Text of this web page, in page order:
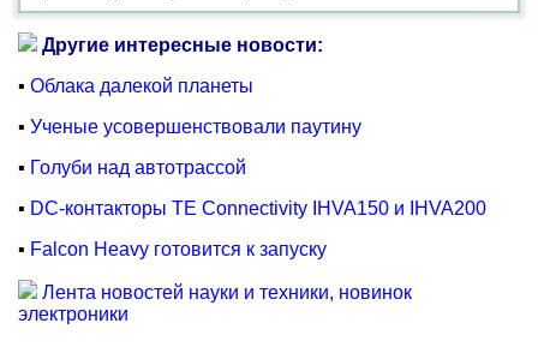
Другие интересные новости:
▪ Облака далекой планеты
▪ Ученые усовершенствовали паутину
▪ Голуби над автотрассой
▪ DC-контакторы TE Connectivity IHVA150 и IHVA200
▪ Falcon Heavy готовится к запуску
Лента новостей науки и техники, новинок
электроники